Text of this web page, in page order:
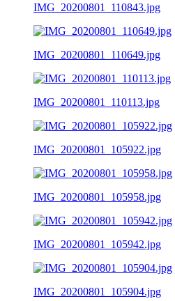
IMG_20200801_110843.jpg
IMG_20200801_110649.jpg
IMG_20200801_110113.jpg
IMG_20200801_105922.jpg
IMG_20200801_105958.jpg
IMG_20200801_105942.jpg
IMG_20200801_105904.jpg